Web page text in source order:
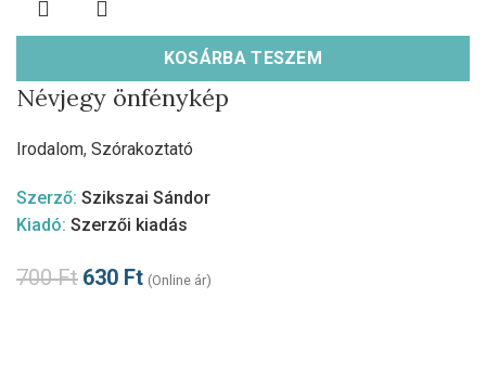
KOSÁRBA TESZEM
Névjegy önfénykép
Irodalom, Szórakoztató
Szerző: Szikszai Sándor
Kiadó: Szerzői kiadás
700Ft 630 Ft (Online ár)